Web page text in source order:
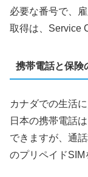
必要な番号で、
取得は、Service
携帯電話と保険
カナダでの生活
日本の携帯電話
できますが、通
のプリペイドSIM